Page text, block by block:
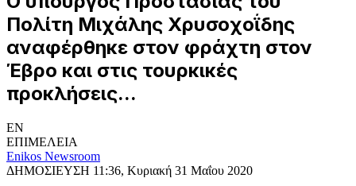
Πολίτη Μιχάλης Χρυσοχοΐδης
αναφέρθηκε στον φράχτη στον
Έβρο και στις τουρκικές
προκλήσεις...
EN
ΕΠΙΜΕΛΕΙΑ
Enikos Newsroom
ΔΗΜΟΣΙΕΥΣΗ 11:36, Κυριακή 31 Μαΐου 2020